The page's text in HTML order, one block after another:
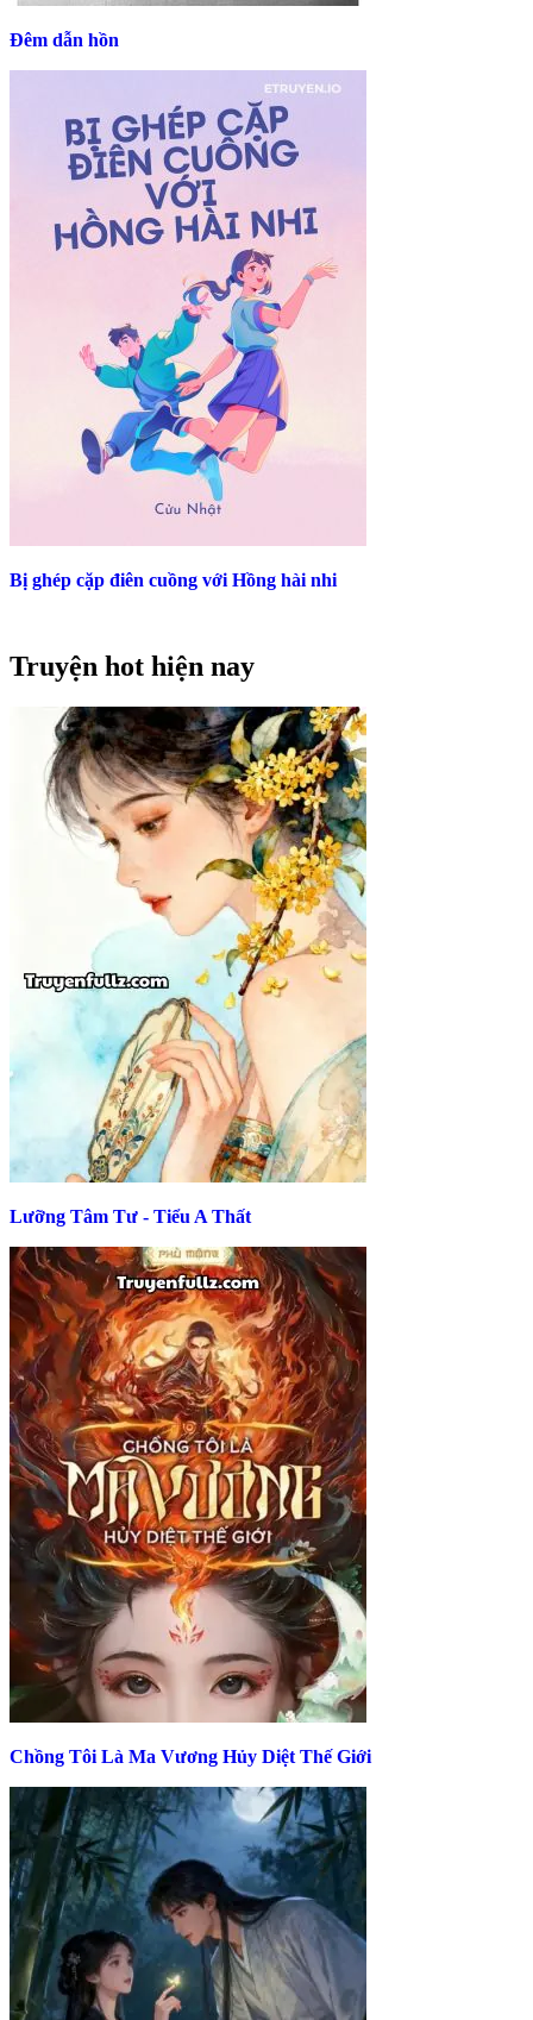
Đêm dẫn hồn
Bị ghép cặp điên cuồng với Hồng hài nhi
Truyện hot hiện nay
Lưỡng Tâm Tư - Tiểu A Thất
Chồng Tôi Là Ma Vương Hủy Diệt Thế Giới